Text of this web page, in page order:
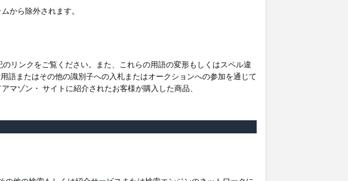
から除外されます。
リンクをご覧ください。また、これらの用語の変形もしくはスペル違
またはその他の識別子への入札またはオークションへの参加を通じて
マゾン・ サイトに紹介されたお客様が購入した商品、